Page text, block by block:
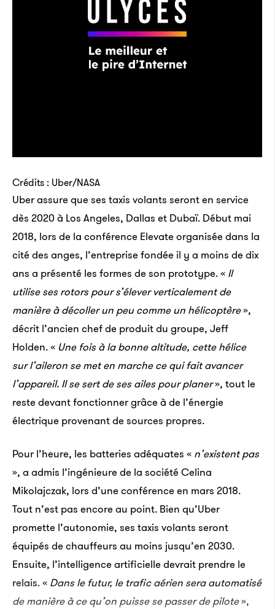
Crédits : Uber/NASA
Uber assure que ses taxis volants seront en service
dès 2020 à Los Angeles, Dallas et Dubaï. Début mai
2018, lors de la conférence Elevate organisée dans la
cité des anges, l’entreprise fondée il y a moins de dix
ans a présenté les formes de son prototype. « Il
utilise ses rotors pour s’élever verticalement de
manière à décoller un peu comme un hélicoptère»,
décrit l’ancien chef de produit du groupe, Jeff
Holden. « Une fois à la bonne altitude, cette hélice
sur l’aileron se met en marche ce qui fait avancer
l’appareil. Il se sert de ses ailes pour planer», tout le
reste devant fonctionner grâce à de l’énergie
électrique provenant de sources propres.
Pour l’heure, les batteries adéquates « n’existent pas
», a admis l’ingénieure de la société Celina
Mikolajczak, lors d’une conférence en mars 2018.
Tout n’est pas encore au point. Bien qu’Uber
promette l’autonomie, ses taxis volants seront
équipés de chauffeurs au moins jusqu’en 2030.
Ensuite, l’intelligence artificielle devrait prendre le
relais. « Dans le futur, le trafic aérien sera automatisé
de manière à ce qu’on puisse se passer de pilote»,